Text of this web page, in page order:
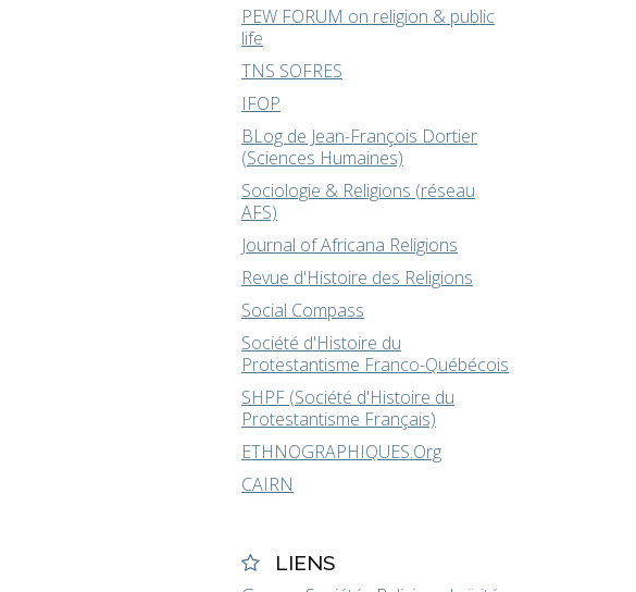
PEW FORUM on religion & public
life
TNS SOFRES
IFOP
BLog de Jean-François Dortier
(Sciences Humaines)
Sociologie & Religions (réseau
AFS)
Journal of Africana Religions
Revue d'Histoire des Religions
Social Compass
Société d'Histoire du
Protestantisme Franco-Québécois
SHPF (Société d'Histoire du
Protestantisme Français)
ETHNOGRAPHIQUES.Org
CAIRN
LIENS